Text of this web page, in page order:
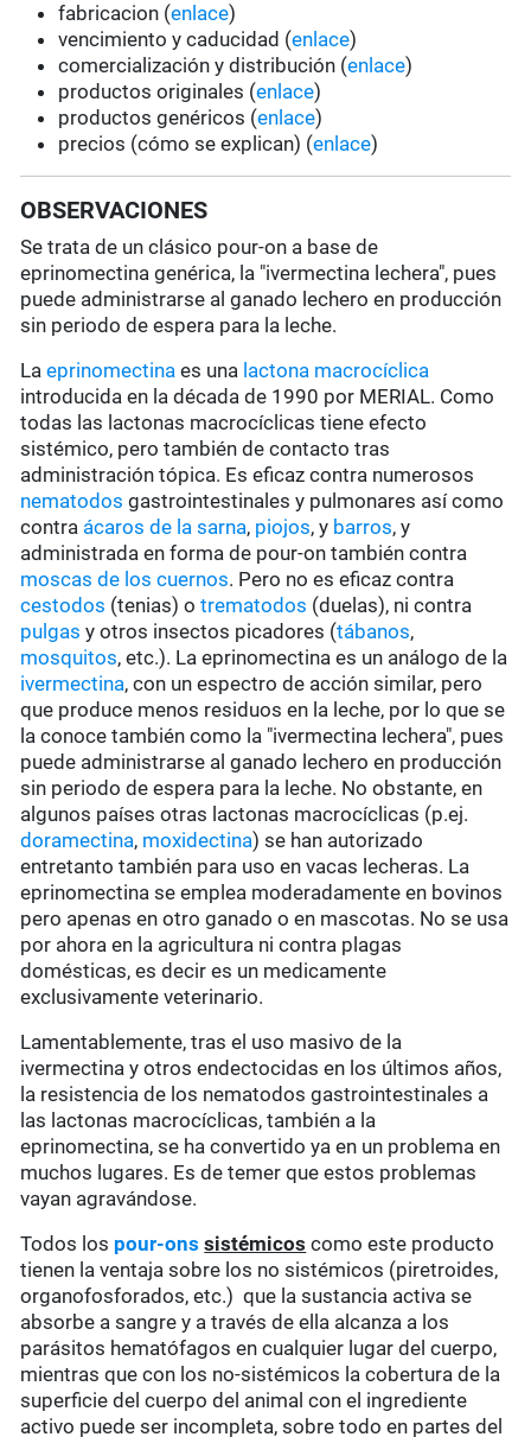
fabricacion (enlace)
vencimiento y caducidad (enlace)
comercialización y distribución (enlace)
productos originales (enlace)
productos genéricos (enlace)
precios (cómo se explican) (enlace)
OBSERVACIONES
Se trata de un clásico pour-on a base de
eprinomectina genérica, la "ivermectina lechera", pues
puede administrarse al ganado lechero en producción
sin periodo de espera para la leche.
Laeprinomectina es una lactona macrocíclica
introducida en la década de 1990 por MERIAL. Como
todas las lactonas macrocíclicas tiene efecto
sistémico, pero también de contacto tras
administración tópica. Es eficaz contra numerosos
nematodos gastrointestinales y pulmonares así como
contra ácaros de la sarna, piojos, y barros, y
administrada en forma de pour-on también contra
moscas de los cuernos. Pero no es eficaz contra
cestodos (tenias) otrematodos (duelas), ni contra
pulgas y otros insectos picadores (tábanos,
mosquitos, etc.). La eprinomectina es un análogo de la
ivermectina, con un espectro de acción similar, pero
que produce menos residuos en la leche, por lo que se
la conoce también como la "ivermectina lechera", pues
puede administrarse al ganado lechero en producción
sin periodo de espera para la leche. No obstante, en
algunos países otras lactonas macrocíclicas (p.ej.
doramectina, moxidectina) se han autorizado
entretanto también para uso en vacas lecheras. La
eprinomectina se emplea moderadamente en bovinos
pero apenas en otro ganado o en mascotas. No se usa
por ahora en la agricultura ni contra plagas
domésticas, es decir es un medicamente
exclusivamente veterinario.
Lamentablemente, tras el uso masivo de la
ivermectina y otros endectocidas en los últimos años,
la resistencia de los nematodos gastrointestinales a
las lactonas macrocíclicas, también a la
eprinomectina, se ha convertido ya en un problema en
muchos lugares. Es de temer que estos problemas
vayan agravándose.
Todos los pour-ons sistémicos como este producto
tienen la ventaja sobre los no sistémicos (piretroides,
organofosforados, etc.) que la sustancia activa se
absorbe a sangre y a través de ella alcanza a los
parásitos hematófagos en cualquier lugar del cuerpo,
mientras que con los no-sistémicos la cobertura de la
superficie del cuerpo del animal con el ingrediente
activo puede ser incompleta, sobre todo en partes del